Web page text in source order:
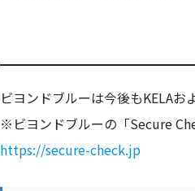
ビヨンドブルーは今後もKELAお
※ビヨンドブルーの「Secure
https://secure-check.jp